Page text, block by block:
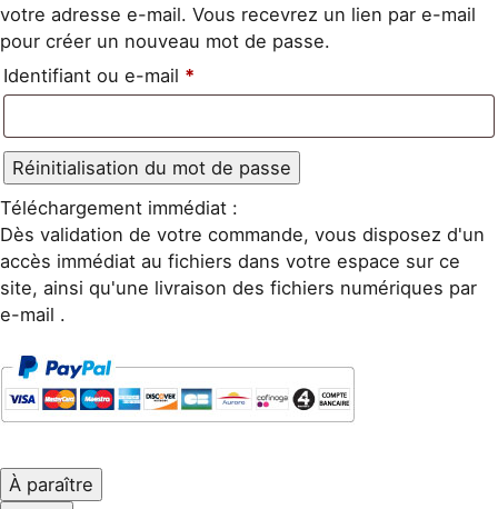
votre adresse e-mail. Vous recevrez un lien par e-mail
pour créer un nouveau mot de passe.
Identifiant ou e-mail *
Réinitialisation du mot de passe
Téléchargement immédiat :
Dès validation de votre commande, vous disposez d'un
accès immédiat au fichiers dans votre espace sur ce
site, ainsi qu'une livraison des fichiers numériques par
e-mail .
À paraître